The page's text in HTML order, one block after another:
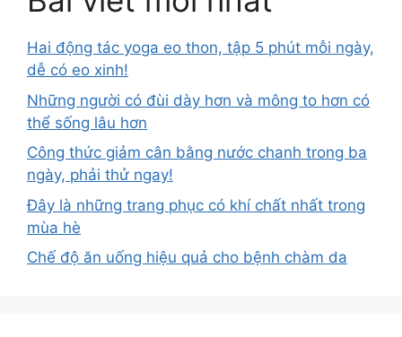
Hai động tác yoga eo thon, tập 5 phút mỗi ngày,
dễ có eo xinh!
Những người có đùi dày hơn và mông to hơn có
thể sống lâu hơn
Công thức giảm cân bằng nước chanh trong ba
ngày, phải thử ngay!
Đây là những trang phục có khí chất nhất trong
mùa hè
Chế độ ăn uống hiệu quả cho bệnh chàm da